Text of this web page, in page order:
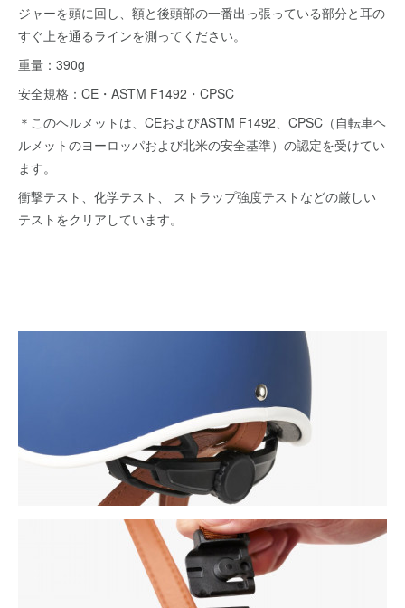
ジャーを頭に回し、額と後頭部の一番出っ張っている部分と耳の
すぐ上を通るラインを測ってください。
重量：390g
安全規格：CE・ASTM F1492・CPSC
＊このヘルメットは、CEおよびASTM F1492、CPSC（自転車ヘ
ルメットのヨーロッパおよび北米の安全基準）の認定を受けてい
ます。
衝撃テスト、化学テスト、 ストラップ強度テストなどの厳しい
テストをクリアしています。